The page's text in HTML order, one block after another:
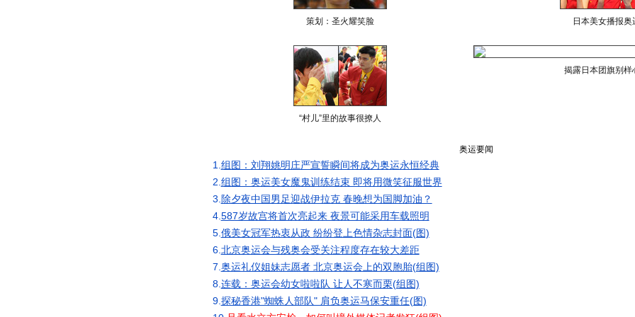
策划：圣火耀笑脸 日本美女播报奥
“村儿”里的故事很撩人
揭露日本团旗别样
奥运要闻
1. 组图：刘翔姚明庄严宣誓瞬间将成为奥运永恒经典
2. 组图：奥运美女魔鬼训练结束 即将用微笑征服世界
3. 除夕夜中国男足迎战伊拉克 春晚想为国脚加油？
4. 587岁故宫将首次亮起来 夜景可能采用车载照明
5. 俄美女冠军热衷从政 纷纷登上色情杂志封面(图)
6. 北京奥运会与残奥会受关注程度存在较大差距
7. 奥运礼仪姐妹志愿者 北京奥运会上的双胞胎(组图)
8. 连载：奥运会幼女啦啦队 让人不寒而栗(组图)
9. 探秘香港"蜘蛛人部队" 肩负奥运马保安重任(图)